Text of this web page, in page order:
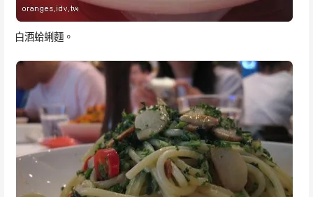
白酒蛤蜊麵。